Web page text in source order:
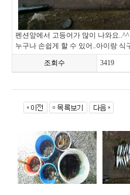
펜션앞에서 고등어가 많이 나와요..^^
누구나 손쉽게 할 수 있어..아이랑
조회수 3419